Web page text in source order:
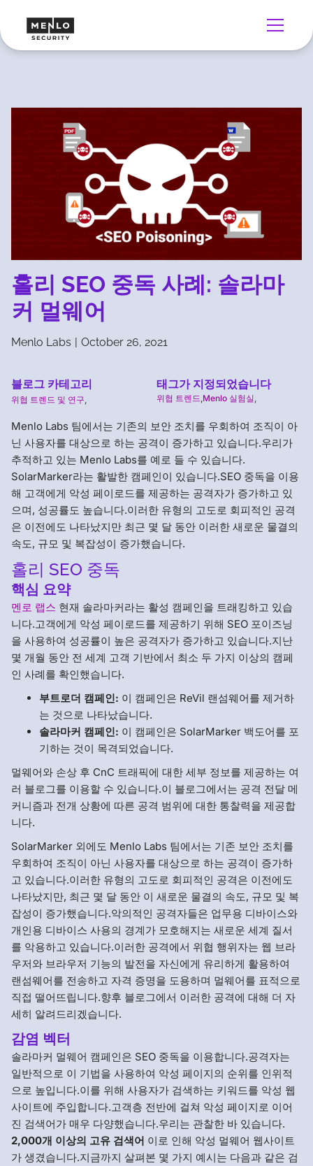
홀리 SEO 중독 사례: 솔라마
커 멀웨어
Menlo Labs | October 26, 2021
블로그 카테고리
위협 트렌드 및 연구
태그가 지정되었습니다
위협 트렌드 Menlo 실험실
Menlo Labs 팀에서는 기존의 보안 조치를 우회하여 조직이 아
닌 사용자를 대상으로 하는 공격이 증가하고 있습니다.우리가
추적하고 있는 Menlo Labs를 예로 들 수 있습니다.
SolarMarker라는 활발한 캠페인이 있습니다.SEO 중독을 이용
해 고객에게 악성 페이로드를 제공하는 공격자가 증가하고 있
으며, 성공률도 높습니다.이러한 유형의 고도로 회피적인 공격
은 이전에도 나타났지만 최근 몇 달 동안 이러한 새로운 물결의
속도, 규모 및 복잡성이 증가했습니다.
홀리 SEO 중독
핵심 요약
멘로 랩스 현재 솔라마커라는 활성 캠페인을 트래킹하고 있습
니다.고객에게 악성 페이로드를 제공하기 위해 SEO 포이즈닝
을 사용하여 성공률이 높은 공격자가 증가하고 있습니다.지난
몇 개월 동안 전 세계 고객 기반에서 최소 두 가지 이상의 캠페
인 사례를 확인했습니다.
부트로더 캠페인: 이 캠페인은 ReVil 랜섬웨어를 제거하
는 것으로 나타났습니다.
솔라마커 캠페인: 이 캠페인은 SolarMarker 백도어를 포
기하는 것이 목격되었습니다.
멀웨어와 손상 후 CnC 트래픽에 대한 세부 정보를 제공하는 여
러 블로그를 이용할 수 있습니다.이 블로그에서는 공격 전달 메
커니즘과 전개 상황에 따른 공격 범위에 대한 통찰력을 제공합
니다.
SolarMarker 외에도 Menlo Labs 팀에서는 기존 보안 조치를
우회하여 조직이 아닌 사용자를 대상으로 하는 공격이 증가하
고 있습니다.이러한 유형의 고도로 회피적인 공격은 이전에도
나타났지만, 최근 몇 달 동안 이 새로운 물결의 속도, 규모 및 복
잡성이 증가했습니다.악의적인 공격자들은 업무용 디바이스와
개인용 디바이스 사용의 경계가 모호해지는 새로운 세계 질서
를 악용하고 있습니다.이러한 공격에서 위협 행위자는 웹 브라
우저와 브라우저 기능의 발전을 자신에게 유리하게 활용하여
랜섬웨어를 전송하고 자격 증명을 도용하며 멀웨어를 표적으로
직접 떨어뜨립니다.향후 블로그에서 이러한 공격에 대해 더 자
세히 알려드리겠습니다.
감염 벡터
솔라마커 멀웨어 캠페인은 SEO 중독을 이용합니다.공격자는
일반적으로 이 기법을 사용하여 악성 페이지의 순위를 인위적
으로 높입니다.이를 위해 사용자가 검색하는 키워드를 악성 웹
사이트에 주입합니다.고객층 전반에 걸쳐 악성 페이지로 이어
진 검색어가 매우 다양했습니다.우리는 관찰한 바 있습니다.
2,000개 이상의 고유 검색어 이로 인해 악성 멀웨어 웹사이트
가 생겼습니다.지금까지 살펴본 몇 가지 예시는 다음과 같은 검